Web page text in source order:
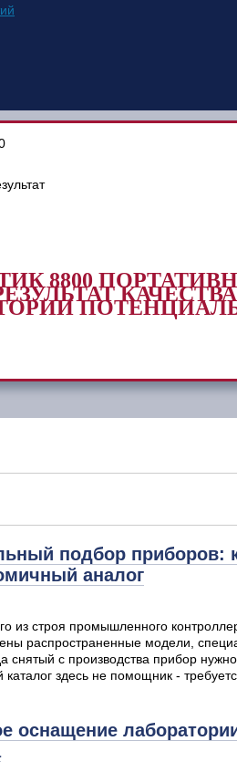
8800
подбор приборов:
аналог
из строя промышленного
распространенные модели,
снятый с производства прибор
здесь не помощник -
оснащение